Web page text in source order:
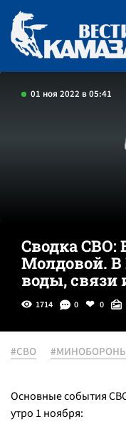
01 ноя 2022 в 05:41
Сводка СВО:
Молдовой. В
воды, связи
1714 0 0
#СВО
Основные события
утро 1 ноября: